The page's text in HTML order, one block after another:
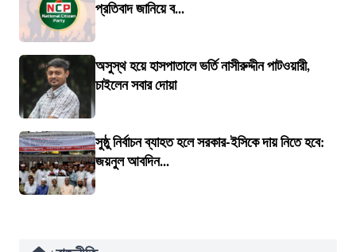
প্রতিবাদ জানিয়ে ব...
অসুস্থ হয়ে হাসপাতালে ভর্তি নাসীরুদ্দীন পাটওয়ারী,
চাইলেন সবার দোয়া
সুষ্ঠু নির্বাচন ব্যাহত হলে সরকার-ইসিকে দায় নিতে হবে:
জয়নুল আবদিন...